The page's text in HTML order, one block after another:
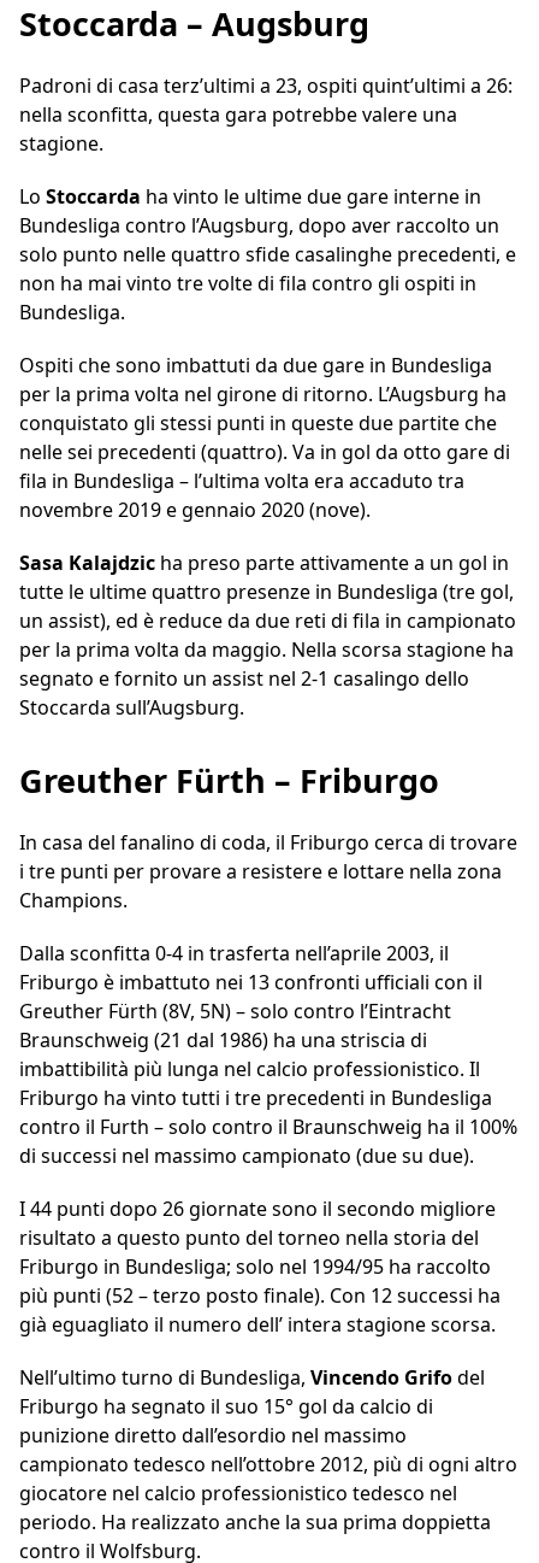
Stoccarda – Augsburg
Padroni di casa terz’ultimi a 23, ospiti quint’ultimi a 26:
nella sconfitta, questa gara potrebbe valere una
stagione.
Lo Stoccarda ha vinto le ultime due gare interne in
Bundesliga contro l’Augsburg, dopo aver raccolto un
solo punto nelle quattro sfide casalinghe precedenti, e
non ha mai vinto tre volte di fila contro gli ospiti in
Bundesliga.
Ospiti che sono imbattuti da due gare in Bundesliga
per la prima volta nel girone di ritorno. L’Augsburg ha
conquistato gli stessi punti in queste due partite che
nelle sei precedenti (quattro). Va in gol da otto gare di
fila in Bundesliga – l’ultima volta era accaduto tra
novembre 2019 e gennaio 2020 (nove).
Sasa Kalajdzic ha preso parte attivamente a un gol in
tutte le ultime quattro presenze in Bundesliga (tre gol,
un assist), ed è reduce da due reti di fila in campionato
per la prima volta da maggio. Nella scorsa stagione ha
segnato e fornito un assist nel 2-1 casalingo dello
Stoccarda sull’Augsburg.
Greuther Fürth – Friburgo
In casa del fanalino di coda, il Friburgo cerca di trovare
i tre punti per provare a resistere e lottare nella zona
Champions.
Dalla sconfitta 0-4 in trasferta nell’aprile 2003, il
Friburgo è imbattuto nei 13 confronti ufficiali con il
Greuther Fürth (8V, 5N) – solo contro l’Eintracht
Braunschweig (21 dal 1986) ha una striscia di
imbattibilità più lunga nel calcio professionistico. Il
Friburgo ha vinto tutti i tre precedenti in Bundesliga
contro il Furth – solo contro il Braunschweig ha il 100%
di successi nel massimo campionato (due su due).
I 44 punti dopo 26 giornate sono il secondo migliore
risultato a questo punto del torneo nella storia del
Friburgo in Bundesliga; solo nel 1994/95 ha raccolto
più punti (52 – terzo posto finale). Con 12 successi ha
già eguagliato il numero dell’ intera stagione scorsa.
Nell’ultimo turno di Bundesliga, Vincendo Grifodel
Friburgo ha segnato il suo 15° gol da calcio di
punizione diretto dall’esordio nel massimo
campionato tedesco nell’ottobre 2012, più di ogni altro
giocatore nel calcio professionistico tedesco nel
periodo. Ha realizzato anche la sua prima doppietta
contro il Wolfsburg.